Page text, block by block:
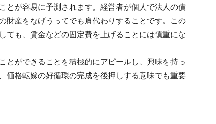
とが容易に予測されます。経営者が個人で法人の債
財産をなげうってでも肩代わりすることです。この
ても、賃金などの固定費を上げることには慎重にな
とができることを積極的にアピールし、興味を持っ
価格転嫁の好循環の完成を後押しする意味でも重要